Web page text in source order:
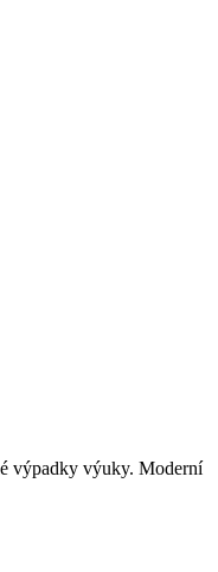
výpadky výuky. Moderní